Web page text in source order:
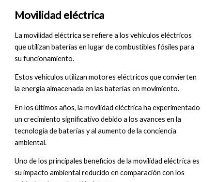
Movilidad eléctrica
La movilidad eléctrica se refiere a los vehículos eléctricos
que utilizan baterías en lugar de combustibles fósiles para
su funcionamiento.
Estos vehículos utilizan motores eléctricos que convierten
la energía almacenada en las baterías en movimiento.
En los últimos años, la movilidad eléctrica ha experimentado
un crecimiento significativo debido a los avances en la
tecnología de baterías y al aumento de la conciencia
ambiental.
Uno de los principales beneficios de la movilidad eléctrica es
su impacto ambiental reducido en comparación con los